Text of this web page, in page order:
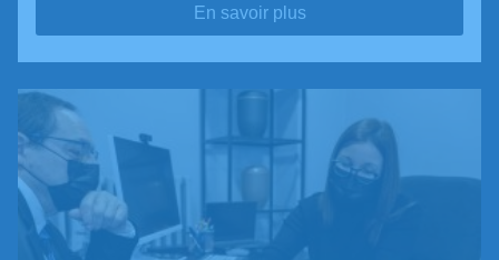
En savoir plus